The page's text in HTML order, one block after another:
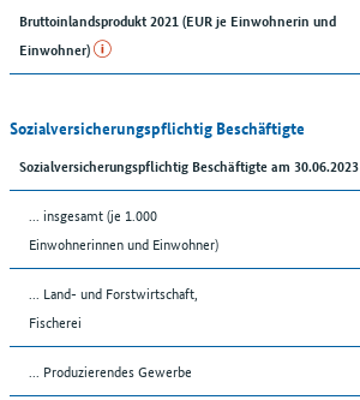
Bruttoinlandsprodukt 2021 (EUR je Einwohnerin und
Einwohner)
Sozialversicherungspflichtig Beschäftigte
Sozialversicherungspflichtig Beschäftigte am 30.06.2023
... insgesamt (je 1.000
Einwohnerinnen und Einwohner)
... Land- und Forstwirtschaft,
Fischerei
... Produzierendes Gewerbe